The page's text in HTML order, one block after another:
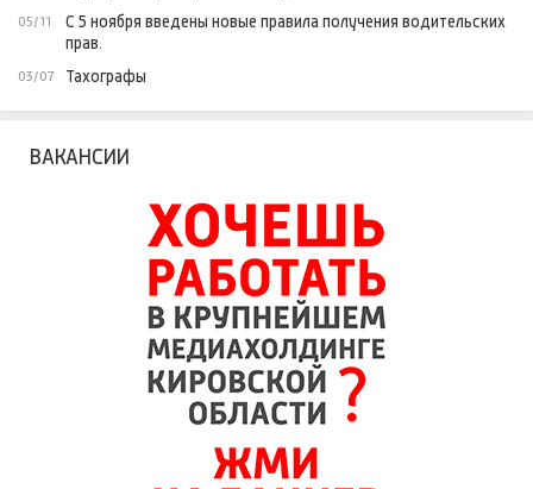
05/11
С 5 ноября введены новые правила получения водительских
прав.
03/07 Тахографы
ВАКАНСИИ